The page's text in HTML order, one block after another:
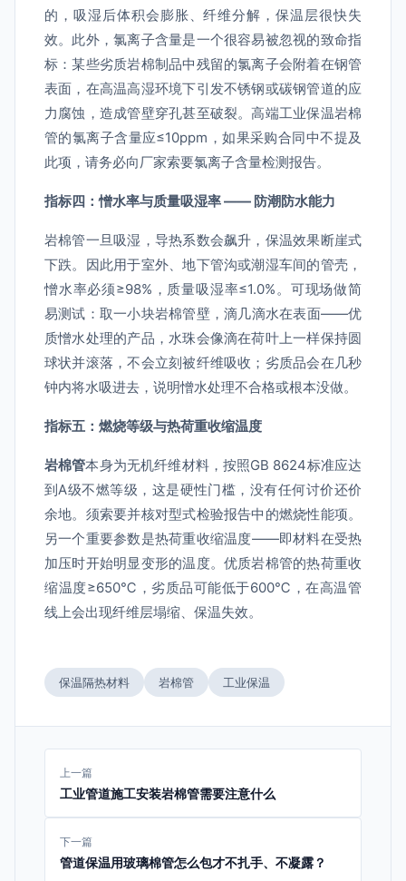
的，吸湿后体积会膨胀、纤维分解，保温层很快失
效。此外，氯离子含量是一个很容易被忽视的致命指
标：某些劣质岩棉制品中残留的氯离子会附着在钢管
表面，在高温高湿环境下引发不锈钢或碳钢管道的应
力腐蚀，造成管壁穿孔甚至破裂。高端工业保温岩棉
管的氯离子含量应≤10ppm，如果采购合同中不提及
此项，请务必向厂家索要氯离子含量检测报告。
指标四：憎水率与质量吸湿率 —— 防潮防水能力
岩棉管一旦吸湿，导热系数会飙升，保温效果断崖式
下跌。因此用于室外、地下管沟或潮湿车间的管壳，
憎水率必须≥98%，质量吸湿率≤1.0%。可现场做简
易测试：取一小块岩棉管壁，滴几滴水在表面——优
质憎水处理的产品，水珠会像滴在荷叶上一样保持圆
球状并滚落，不会立刻被纤维吸收；劣质品会在几秒
钟内将水吸进去，说明憎水处理不合格或根本没做。
指标五：燃烧等级与热荷重收缩温度
岩棉管本身为无机纤维材料，按照GB 8624标准应达
到A级不燃等级，这是硬性门槛，没有任何讨价还价
余地。须索要并核对型式检验报告中的燃烧性能项。
另一个重要参数是热荷重收缩温度——即材料在受热
加压时开始明显变形的温度。优质岩棉管的热荷重收
缩温度≥650℃，劣质品可能低于600℃，在高温管
线上会出现纤维层塌缩、保温失效。
保温隔热材料 岩棉管 工业保温
上一篇
工业管道施工安装岩棉管需要注意什么
下一篇
管道保温用玻璃棉管怎么包才不扎手、不凝露？